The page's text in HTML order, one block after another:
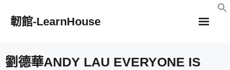
韌館-LearnHouse
劉德華ANDY LAU EVERYONE IS